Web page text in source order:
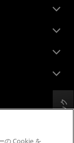
フィードバック
の Cookie を